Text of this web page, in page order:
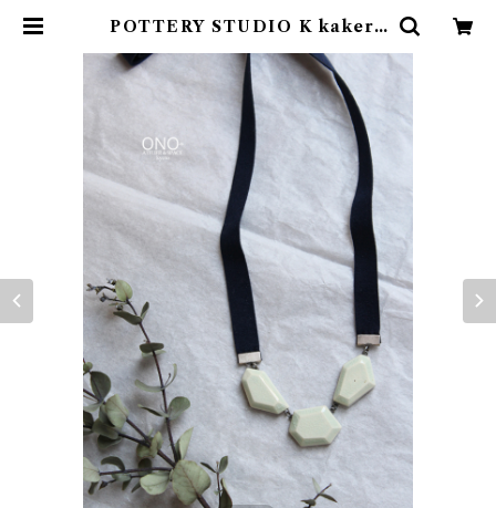
POTTERY STUDIO K kakera
space